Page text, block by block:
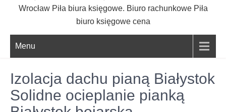
Wrocław Piła biura księgowe. Biuro rachunkowe Piła
biuro księgowe cena
Menu
Izolacja dachu pianą Białystok
Solidne ocieplanie pianką